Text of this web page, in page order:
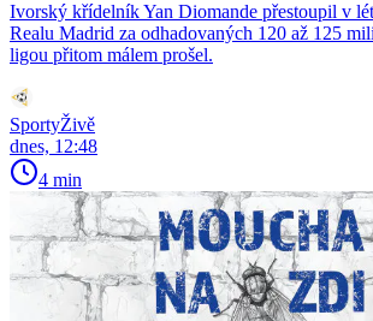
Ivorský křídelník Yan Diomande přestoupil v
Realu Madrid za odhadovaných 120 až 125
ligou přitom málem prošel.
SportyŽivě
dnes, 12:48
4 min